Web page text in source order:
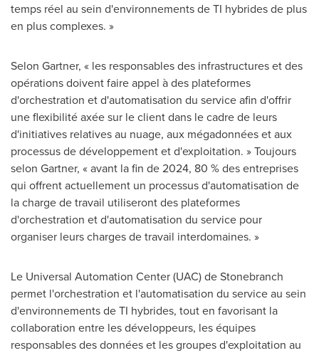
temps réel au sein d'environnements de TI hybrides de plus
en plus complexes. »
Selon Gartner, « les responsables des infrastructures et des
opérations doivent faire appel à des plateformes
d'orchestration et d'automatisation du service afin d'offrir
une flexibilité axée sur le client dans le cadre de leurs
d'initiatives relatives au nuage, aux mégadonnées et aux
processus de développement et d'exploitation. » Toujours
selon Gartner, « avant la fin de 2024, 80 % des entreprises
qui offrent actuellement un processus d'automatisation de
la charge de travail utiliseront des plateformes
d'orchestration et d'automatisation du service pour
organiser leurs charges de travail interdomaines. »
Le Universal Automation Center (UAC) de Stonebranch
permet l'orchestration et l'automatisation du service au sein
d'environnements de TI hybrides, tout en favorisant la
collaboration entre les développeurs, les équipes
responsables des données et les groupes d'exploitation au